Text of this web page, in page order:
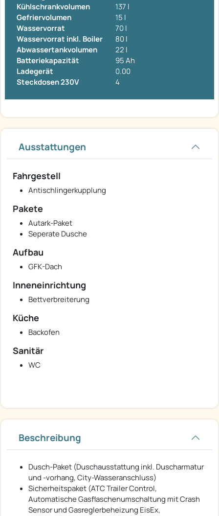
Kühlschrankvolumen
137 l
Gefriervolumen
15 l
Wasservorrat
70 l
Wasservorrat inkl. Boiler
80 l
Abwassertankvolumen
22 l
Batteriekapazität
95 Ah
Ladegerät
0.00
Steckdosen 230V
4
Ausstattungen
Fahrgestell
Antischlingerkupplung
Pakete
Autark-Paket
Seperate Dusche
Aufbau
GFK-Dach
Inneneinrichtung
Bettverbreiterung
Küche
Backofen
Sanitär
WC
Beschreibung
Dusch-Paket (Duschausstattung inkl. Duscharmatur
und -vorhang, City-Wasseranschluss)
Sicherheitspaket (ATC Trailer Control,
Automatische Gasflaschenumschaltung mit Crash
Sensor und Gasreglerbeheizung EisEx,